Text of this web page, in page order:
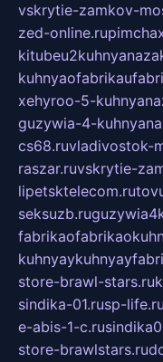
vskrytie-zamkov-
zed-online.ru
xehyroo-5-
guzywia-4-
cs68.ruvladivostok-
raszar.ruvskrytie-
lipetsktelecom.ru
seksuzb.ru
store-brawl-stars.ru
sindika-01.rusp-life.ru
e-abis-1-c.ru
store-brawlstars.ru